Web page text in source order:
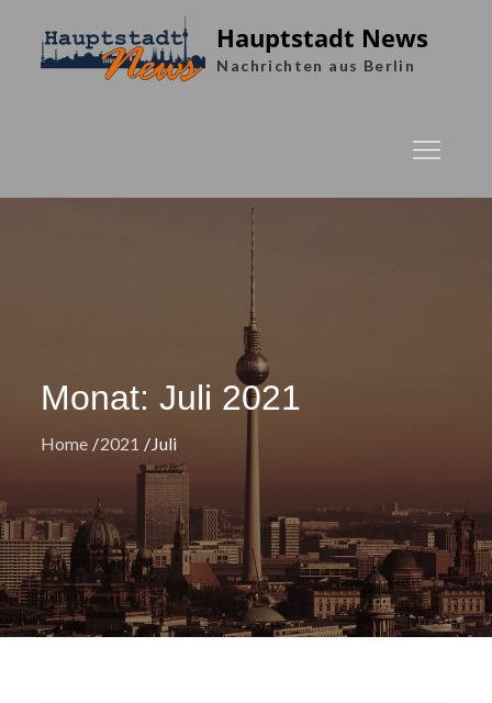
content
Hauptstadt News
Nachrichten aus Berlin
Monat:Juli 2021
Home 2021 Juli